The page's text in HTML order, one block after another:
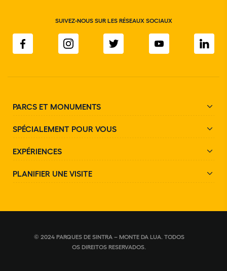
SUIVEZ-NOUS SUR LES RÉSEAUX SOCIAUX
PARCS ET MONUMENTS
SPÉCIALEMENT POUR VOUS
EXPÉRIENCES
PLANIFIER UNE VISITE
© 2024 PARQUES DE SINTRA – MONTE DA LUA. TODOS
OS DIREITOS RESERVADOS.